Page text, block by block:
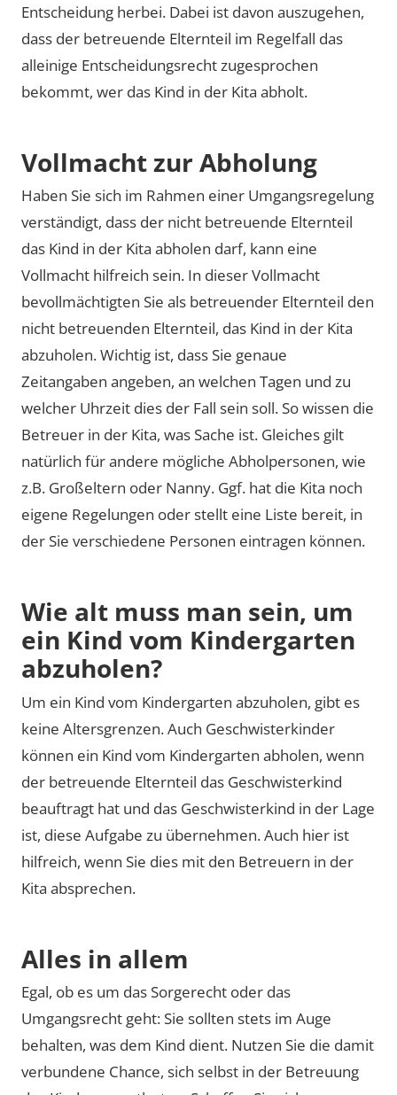
Entscheidung herbei. Dabei ist davon auszugehen,
dass der betreuende Elternteil im Regelfall das
alleinige Entscheidungsrecht zugesprochen
bekommt, wer das Kind in der Kita abholt.
Vollmacht zur Abholung
Haben Sie sich im Rahmen einer Umgangsregelung
verständigt, dass der nicht betreuende Elternteil
das Kind in der Kita abholen darf, kann eine
Vollmacht hilfreich sein. In dieser Vollmacht
bevollmächtigten Sie als betreuender Elternteil den
nicht betreuenden Elternteil, das Kind in der Kita
abzuholen. Wichtig ist, dass Sie genaue
Zeitangaben angeben, an welchen Tagen und zu
welcher Uhrzeit dies der Fall sein soll. So wissen die
Betreuer in der Kita, was Sache ist. Gleiches gilt
natürlich für andere mögliche Abholpersonen, wie
z.B. Großeltern oder Nanny. Ggf. hat die Kita noch
eigene Regelungen oder stellt eine Liste bereit, in
der Sie verschiedene Personen eintragen können.
Wie alt muss man sein, um
ein Kind vom Kindergarten
abzuholen?
Um ein Kind vom Kindergarten abzuholen, gibt es
keine Altersgrenzen. Auch Geschwisterkinder
können ein Kind vom Kindergarten abholen, wenn
der betreuende Elternteil das Geschwisterkind
beauftragt hat und das Geschwisterkind in der Lage
ist, diese Aufgabe zu übernehmen. Auch hier ist
hilfreich, wenn Sie dies mit den Betreuern in der
Kita absprechen.
Alles in allem
Egal, ob es um das Sorgerecht oder das
Umgangsrecht geht: Sie sollten stets im Auge
behalten, was dem Kind dient. Nutzen Sie die damit
verbundene Chance, sich selbst in der Betreuung